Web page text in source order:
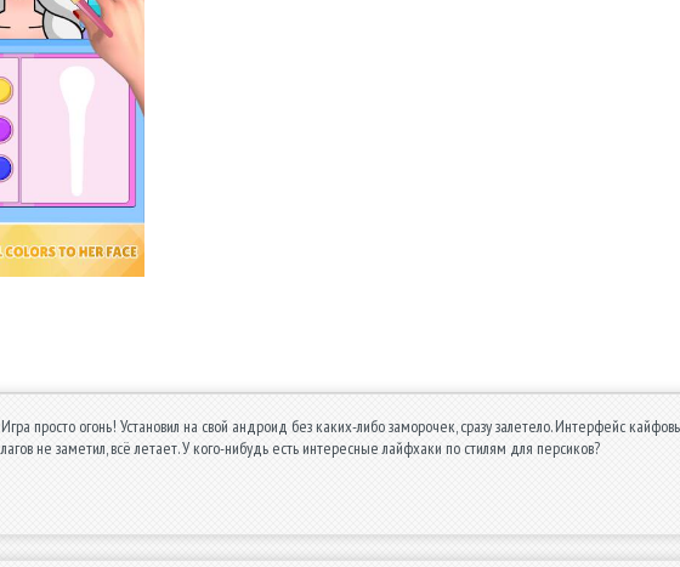
Игра просто огонь! Установил на свой андроид без каких-либо заморочек, сразу залетело. Интерфейс
лагов не заметил, всё летает. У кого-нибудь есть интересные лайфхаки по стилям для персиков?